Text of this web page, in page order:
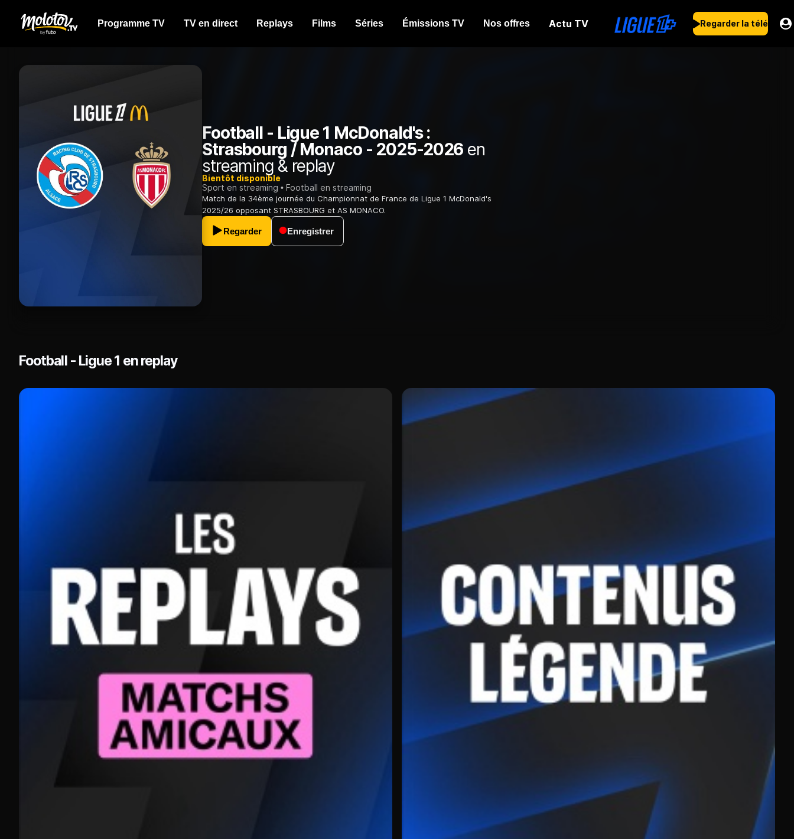
Programme TV TV en direct Replays Films Séries Émissions TV Nos offres Actu TV Regarder la télé
Football - Ligue 1 McDonald's :
Strasbourg / Monaco - 2025-2026 en
streaming & replay
Bientôt disponible
Sport en streaming
Football en streaming
Match de la 34ème journée du Championnat de France de Ligue 1 McDonald's
2025/26 opposant STRASBOURG et AS MONACO.
Regarder Enregistrer
Football - Ligue 1 en replay